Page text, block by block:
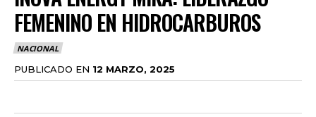
FEMENINO EN HIDROCARBUROS
NACIONAL
PUBLICADO EN 12 MARZO, 2025